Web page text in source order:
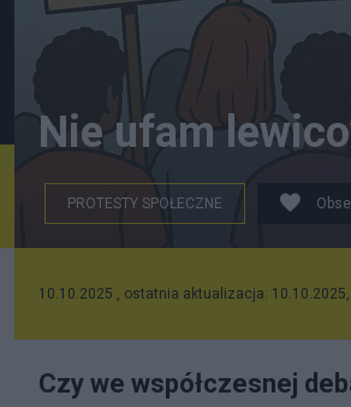
Nie ufam
PROTESTY SPOŁECZNE
10.10.2025 , ostatnia aktualizacja:
Czy we współczesnej